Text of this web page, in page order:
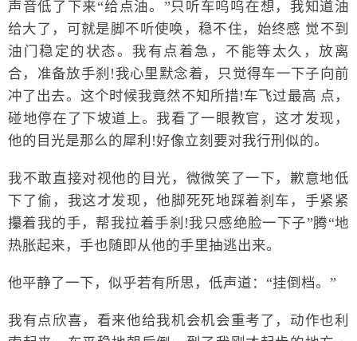
声音低了下来“给点油。”只听车呜呜在想，我知道油
给大了，可就是脚不听使唤，稳不住，始终感 觉不到
油门稳定的状态。我有点着急，不能等太久，放离
合，准备放手刹!我心里默念着，只觉得车一下子向前
冲了出去。这个时候我竟然不知所措!车飞过最高 点，
碰地停在了下坡道上。我看了一眼教官，这才发现，
他的目光是那么的犀利!好像立刻要对我行刑似的。
我不敢直接对视他的目光，微微笑了一下，歉意地低
下了偷，我这才发现，他脚死死地踩着刹车，手紧紧
攥着我的手，帮我拉着手刹!我只感绝脸一下子”腾“地
热胀起来，手也随即从他的手里抽逃出来。
他平静了一下，似乎若有所思，低声道：“挂倒档。”
我有点欣喜，看来他给我机会机会重考了，动作也利